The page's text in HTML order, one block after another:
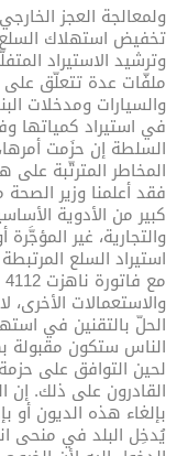
ولمعالجة العجز
تخفيض استهلاك
وترشيد الاستيراد
ملفّات عدة تتعلّق على
والسيارات ومدخلات
في استيراد كمياتها
السلطة إن حزَمت
المخاطر المترتّبة
كبير من الأدوية
والتجارية، غير
استيراد السلع
والاستعمالات
الحلّ بالتقنين في
الناس ستكون مقبولة
لحين التوافق على
القادرون على ذلك. إن
بإلغاء هذه الديون أو
يُدخِل البلد في منحى